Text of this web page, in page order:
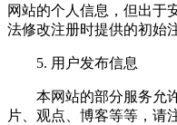
网站的个人信息，但出于
法修改注册时提供的初始
5. 用户发布信息
本网站的部分服务允许
片、观点、博客等等，请